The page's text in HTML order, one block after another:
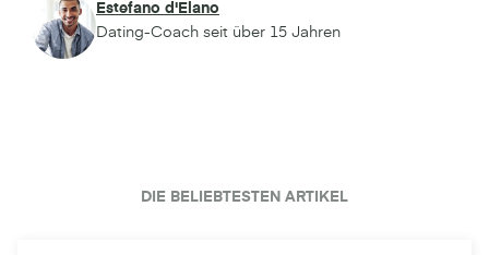
Estefano d'Elano
Dating-Coach seit über 15 Jahren
DIE BELIEBTESTEN ARTIKEL